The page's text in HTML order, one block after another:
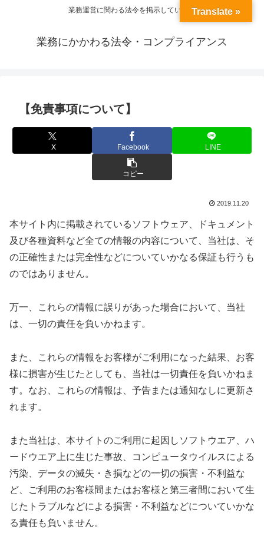
業務運営に関わる法令を掲示しています
業務にかかわる法令・コンプライアンス
【免責事項について】
X Facebook LINE
コピー
2019.11.20
本サイト内に掲載されているソフトウェア、ドキュメント
及び各種資料など全ての情報の内容について、当社は、そ
の正確性または完全性などについていかなる保証も行うも
のではありません。
万一、これらの情報に誤りがあった場合において、当社
は、一切の責任を負いかねます。
また、これらの情報をお客様がご利用になった結果、お客
様に損害が生じたとしても、当社は一切責任を負いかねま
す。なお、これらの情報は、予告または通知なしに更新さ
れます。
また当社は、本サイトのご利用に起因しソフトウエア、ハ
ードウエア上に生じた事故、コンピュータウイルスによる
汚染、データの滅失・き損などの一切の損害・不利益な
ど、ご利用のお客様間またはお客様と第三者間において生
じたトラブルなどによる損害・不利益などについていかな
る責任も負いません。
Translate »